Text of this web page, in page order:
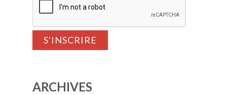
ARCHIVES